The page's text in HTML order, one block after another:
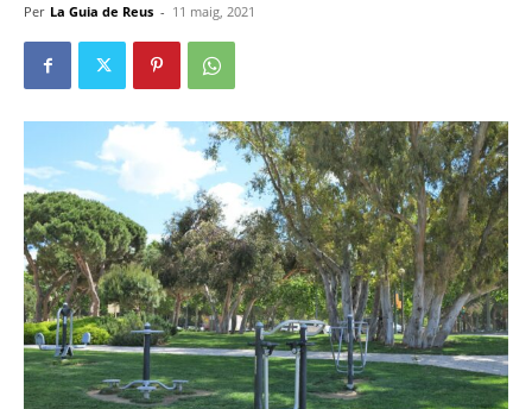
Per La Guia de Reus - 11 maig, 2021